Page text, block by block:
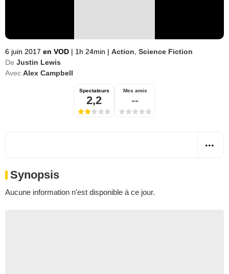
6 juin 2017 en VOD | 1h 24min | Action Science Fiction
De Justin Lewis
Avec Alex Campbell
Spectateurs
2,2
Mes amis
--
Synopsis
Aucune information n'est disponible à ce jour.